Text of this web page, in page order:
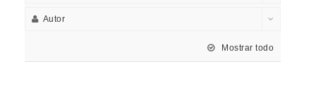
Autor
Mostrar todo